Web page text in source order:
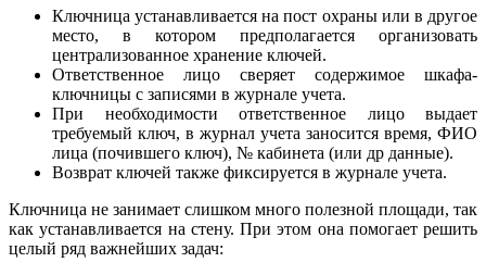
Ключница устанавливается на пост охраны или в другое
место, в котором предполагается организовать
централизованное хранение ключей.
Ответственное лицо сверяет содержимое шкафа-
ключницы с записями в журнале учета.
При необходимости ответственное лицо выдает
требуемый ключ, в журнал учета заносится время, ФИО
лица (почившего ключ), № кабинета (или др данные).
Возврат ключей также фиксируется в журнале учета.
Ключница не занимает слишком много полезной площади, так
как устанавливается на стену. При этом она помогает решить
целый ряд важнейших задач: